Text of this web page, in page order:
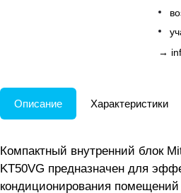
→
Описание Характеристики
Компактный внутренний блок
KT50VG предназначен для
кондиционирования